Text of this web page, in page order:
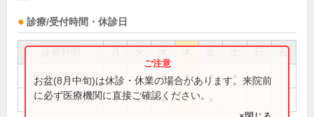
診療/受付時間・休診日
祝
9:00～13:00 ● ● ● ● ●
14:00～18:00 ● ● ●
お盆(8月中旬)は休診・休業の場合があります。来院前
に必ず医療機関に直接ご確認ください。